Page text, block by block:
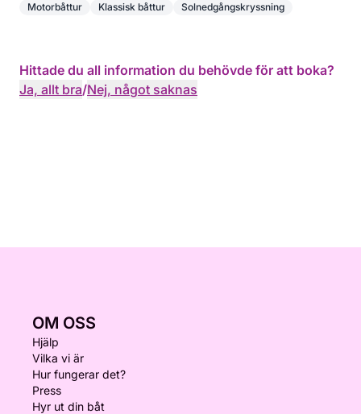
Motorbåttur Klassisk båttur Solnedgångskryssning
Hittade du all information du behövde för att boka?
Ja, allt bra/Nej, något saknas
OM OSS
Hjälp
Vilka vi är
Hur fungerar det?
Press
Hyr ut din båt